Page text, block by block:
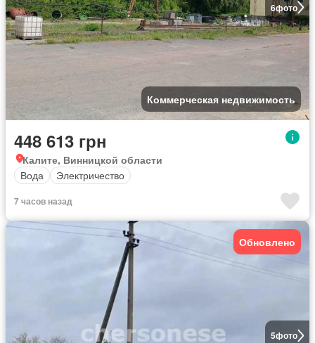
6фото
Коммерческая недвижимость
448 613 грн
Калите, Винницкой области
Вода
Электричество
7 часов назад
5фото
Обновлено